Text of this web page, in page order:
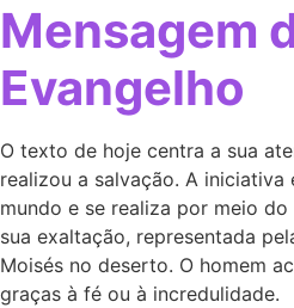
Mensagem
Evangelho
O texto de hoje centra a sua
realizou a salvação. A iniciativa
mundo e se realiza por meio
sua exaltação, representada
Moisés no deserto. O homem
graças à fé ou à incredulidade.